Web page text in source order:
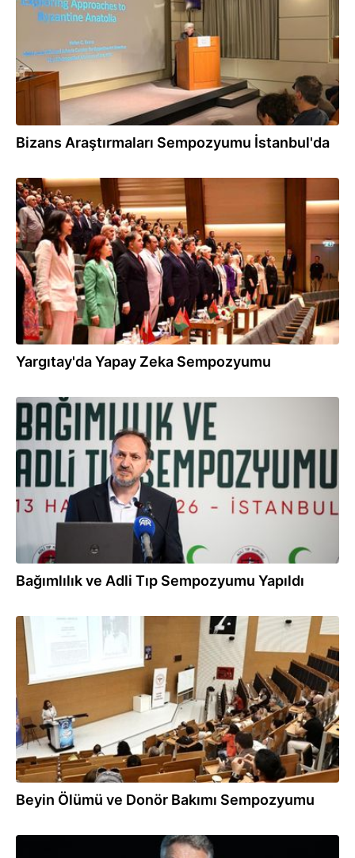
Bizans Araştırmaları Sempozyumu İstanbul'da
16.06.2026
Yargıtay'da Yapay Zeka Sempozyumu
13.06.2026
Bağımlılık ve Adli Tıp Sempozyumu Yapıldı
Beyin Ölümü ve Donör Bakımı Sempozyumu